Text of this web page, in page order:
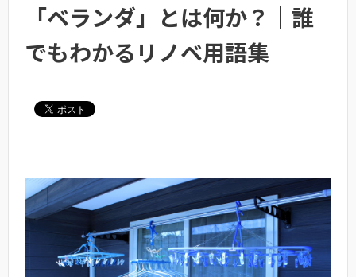
「ベランダ」とは何か？｜誰
でもわかるリノベ用語集